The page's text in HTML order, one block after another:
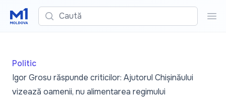
Caută
Politic
Igor Grosu răspunde criticilor: Ajutorul Chișinăului
vizează oamenii, nu alimentarea regimului